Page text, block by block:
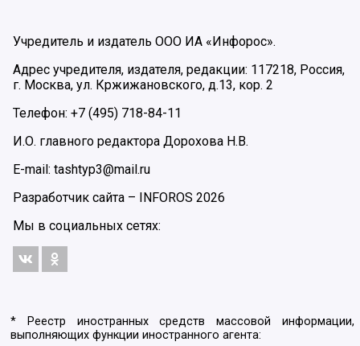
Учредитель и издатель ООО ИА «Инфорос».
Адрес учредителя, издателя, редакции: 117218, Россия,
г. Москва, ул. Кржижановского, д.13, кор. 2
Телефон: +7 (495) 718-84-11
И.О. главного редактора Дорохова Н.В.
E-mail: tashtyp3@mail.ru
Разработчик сайта – INFOROS 2026
Мы в социальных сетях:
* Реестр иностранных средств массовой информации,
выполняющих функции иностранного агента: